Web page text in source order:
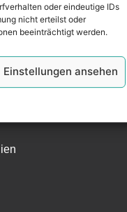
oder eindeutige IDs
nicht erteilst oder
beeinträchtigt werden.
Einstellungen ansehen
Widerrufsrecht